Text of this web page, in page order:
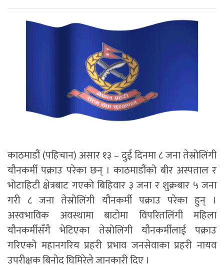
काठमाडौं (पहिचान) असार १३ – दुई दिनमा ८ जना तेस्रोलिंगी
यौनकर्मी पक्राउ परेका छन् । काठमाडौंको बीर अस्पताल र
भोटाहिटी क्षेत्रबाट गएको बिहिवार ३ जना र शुक्रबार ५ जना
गरी ८ जना तेस्रोलिंगी यौनकर्मी पक्राउ परेका हुन् ।
अस्वभाविक अवस्थामा बाटोमा विपरितलिंगी महिला
यौनकर्मीसँगै भेटिएका तेस्रोलिंगी यौनकर्मीलाई पक्राउ
गरिएको महानगरिय प्रहरी प्रभाव जनसेवाका प्रहरी नायव
उपरीक्षक बिनोद घिमिरेले जानकारी दिए ।